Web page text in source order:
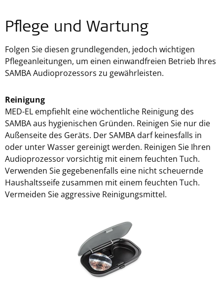
Pflege und Wartung
Folgen Sie diesen grundlegenden, jedoch wichtigen
Pflegeanleitungen, um einen einwandfreien Betrieb Ihres
SAMBA Audioprozessors zu gewährleisten.
Reinigung
MED-EL empfiehlt eine wöchentliche Reinigung des
SAMBA aus hygienischen Gründen. Reinigen Sie nur die
Außenseite des Geräts. Der SAMBA darf keinesfalls in
oder unter Wasser gereinigt werden. Reinigen Sie Ihren
Audioprozessor vorsichtig mit einem feuchten Tuch.
Verwenden Sie gegebenenfalls eine nicht scheuernde
Haushaltsseife zusammen mit einem feuchten Tuch.
Vermeiden Sie aggressive Reinigungsmittel.